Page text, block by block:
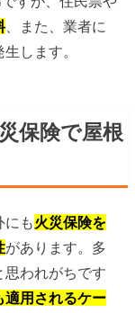
、また、業者に
します。
保険で屋根
にも火災保険を
があります。多
思われがちです
適用されるケー